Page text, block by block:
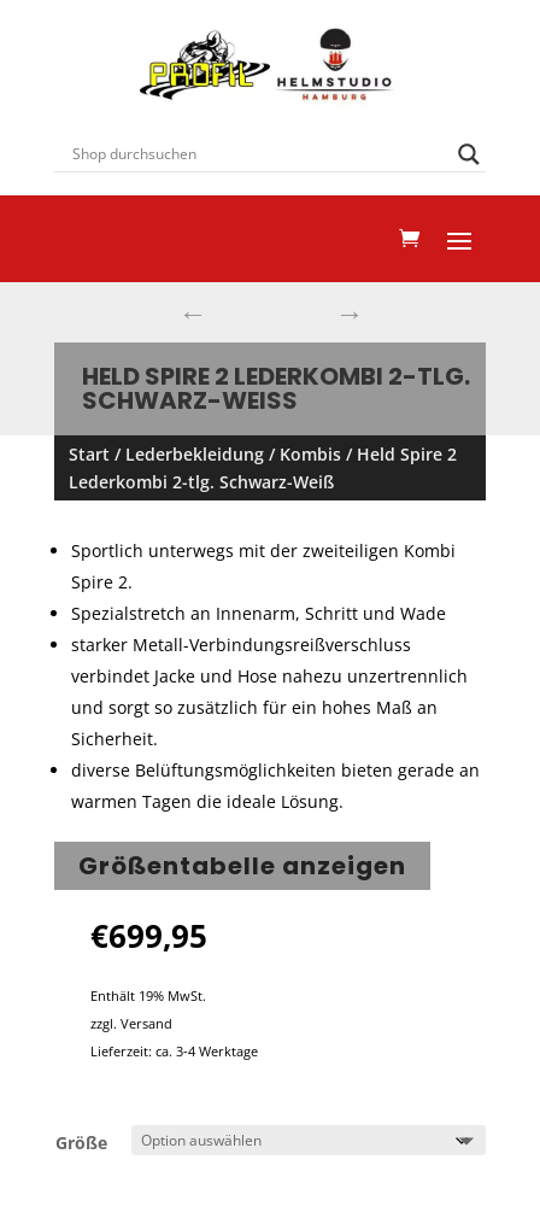
← →
HELD SPIRE 2 LEDERKOMBI 2-TLG.
SCHWARZ-WEISS
Start / Lederbekleidung/ Kombis/ Held Spire 2
Lederkombi 2-tlg. Schwarz-Weiß
Sportlich unterwegs mit der zweiteiligen Kombi
Spire 2.
Spezialstretch an Innenarm, Schritt und Wade
starker Metall-Verbindungsreißverschluss
verbindet Jacke und Hose nahezu unzertrennlich
und sorgt so zusätzlich für ein hohes Maß an
Sicherheit.
diverse Belüftungsmöglichkeiten bieten gerade an
warmen Tagen die ideale Lösung.
Größentabelle anzeigen
€699,95
Enthält 19% MwSt.
zzgl. Versand
Lieferzeit: ca. 3-4 Werktage
Größe